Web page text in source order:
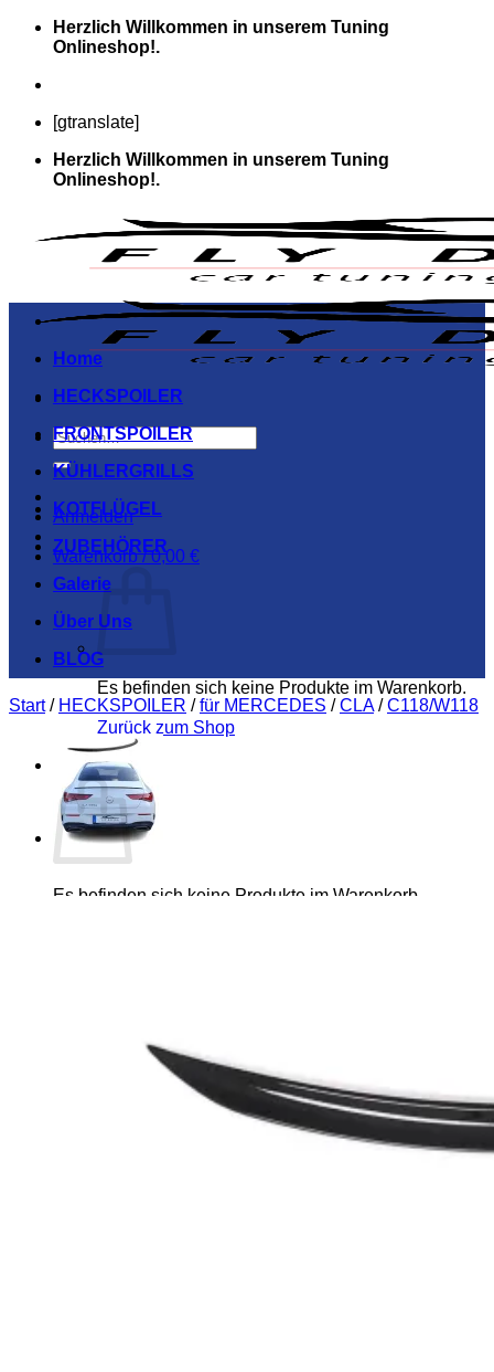
Zum
Herzlich Willkommen in unserem Tuning
Onlineshop!.
[gtranslate]
Herzlich Willkommen in unserem Tuning
Onlineshop!.
Suchen
nach:
Anmelden
Warenkorb /0,00 €
Es befinden sich keine Produkte im Warenkorb.
Zurück zum Shop
Warenkorb
Es befinden sich keine Produkte im Warenkorb.
Home
HECKSPOILER
FRONTSPOILER
KÜHLERGRILLS
KOTFLÜGEL
ZUBEHÖRER
Galerie
Über Uns
BLOG
Start / HECKSPOILER / für MERCEDES / CLA / C118/W118